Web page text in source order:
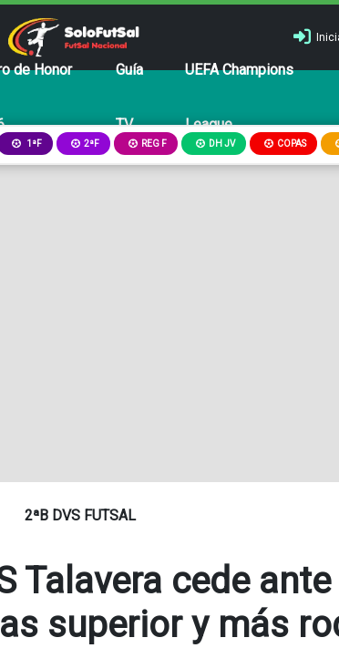
de Honor Guía
TV
UEFA Champions
League
1ªF 2ªF REG F DH JV COPAS
2ªB DVS FUTSAL
Talavera cede
superior y más